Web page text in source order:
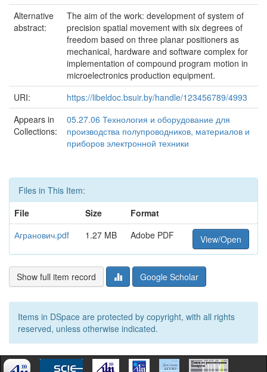
Alternative
abstract:
The aim of the work: development of system of
precision spatial movement with six degrees of
freedom based on three planar positioners as
mechanical, hardware and software complex for
implementation of compound program motion in
microelectronics production equipment.
URI:
https://libeldoc.bsuir.by/handle/123456789/4993
Appears in
Collections:
05.27.06 Технология и оборудование для
производства полупроводников, материалов и
приборов электронной техники
Files in This Item:
File
Size
Format
Агранович.pdf
1.27 MB Adobe PDF View/Open
Show full item record Google Scholar
Items in DSpace are protected by copyright, with all rights
reserved, unless otherwise indicated.